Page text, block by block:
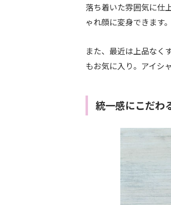
落ち着いた雰囲気に仕
ゃれ顔に変身できます。
また、最近は上品なく
もお気に入り。アイシ
統一感にこだわ